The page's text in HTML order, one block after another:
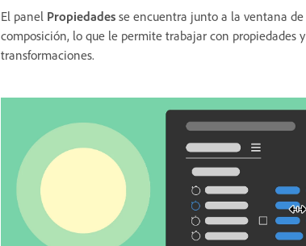
El panel Propiedades se encuentra junto a la ventana de
composición, lo que le permite trabajar con propiedades y
transformaciones.